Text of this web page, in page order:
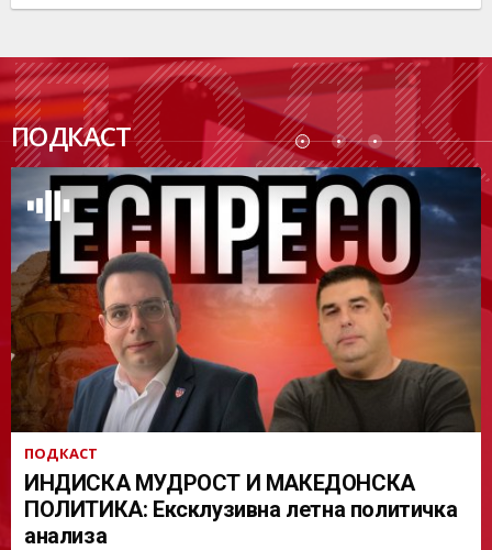
ПОДКАСТ
ПОДК
АСТ
ПОДКАСТ
ИНДИСКА МУДРОСТ И МАКЕДОНСКА
ПОЛИТИКА: Ексклузивна летна политичка
анализа